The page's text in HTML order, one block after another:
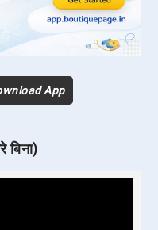
App
बिना)